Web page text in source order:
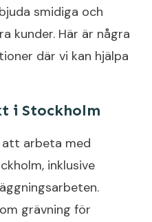
smidiga och
kunder. Här är några
där vi kan hjälpa
i Stockholm
att arbeta med
inklusive
grävning för